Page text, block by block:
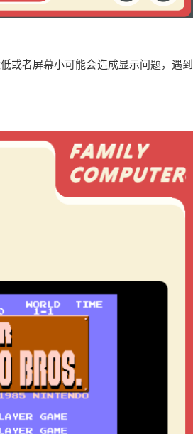
或者屏幕小可能会造成显示问题，遇到